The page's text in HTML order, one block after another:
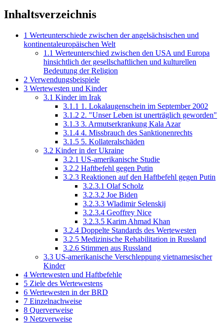
Inhaltsverzeichnis
1 Werteunterschiede zwischen der angelsächsischen und
kontinentaleuropäischen Welt
1.1 Werteunterschied zwischen den USA und Europa
hinsichtlich der gesellschaftlichen und kulturellen
Bedeutung der Religion
2 Verwendungsbeispiele
3 Wertewesten und Kinder
3.1 Kinder im Irak
3.1.1 1. Lokalaugenschein im September 2002
3.1.2 2. "Unser Leben ist unerträglich geworden"
3.1.3 3. Armutserkrankung Kala Azar
3.1.4 4. Missbrauch des Sanktionenrechts
3.1.5 5. Kollateralschäden
3.2 Kinder in der Ukraine
3.2.1 US-amerikanische Studie
3.2.2 Haftbefehl gegen Putin
3.2.3 Reaktionen auf den Haftbefehl gegen Putin
3.2.3.1 Olaf Scholz
3.2.3.2 Joe Biden
3.2.3.3 Wladimir Selenskij
3.2.3.4 Geoffrey Nice
3.2.3.5 Karim Ahmad Khan
3.2.4 Doppelte Standards des Wertewesten
3.2.5 Medizinische Rehabilitation in Russland
3.2.6 Stimmen aus Russland
3.3 US-amerikanische Verschleppung vietnamesischer
Kinder
4 Wertewesten und Haftbefehle
5 Ziele des Wertewestens
6 Wertewesten in der BRD
7 Einzelnachweise
8 Querverweise
9 Netzverweise